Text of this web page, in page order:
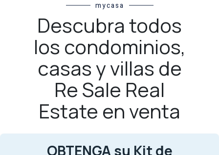
mycasa
Descubra todos
los condominios,
casas y villas de
Re Sale Real
Estate en venta
OBTENGA su Kit de